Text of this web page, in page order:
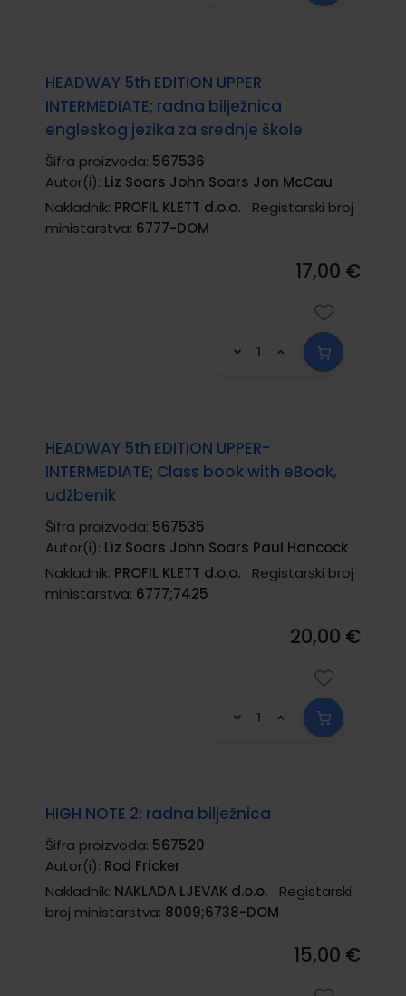
HEADWAY 5th EDITION UPPER
INTERMEDIATE; radna bilježnica
engleskog jezika za srednje škole
Šifra proizvoda: 567536
Autor(i): Liz Soars John Soars Jon McCau
Nakladnik: PROFIL KLETT d.o.o.
Registarski broj
ministarstva: 6777-DOM
17,00 €
HEADWAY 5th EDITION UPPER-
INTERMEDIATE; Class book with eBook,
udžbenik
Šifra proizvoda: 567535
Autor(i): Liz Soars John Soars Paul Hancock
Nakladnik: PROFIL KLETT d.o.o.
Registarski broj
ministarstva: 6777;7425
20,00 €
HIGH NOTE 2; radna bilježnica
Šifra proizvoda: 567520
Autor(i): Rod Fricker
Nakladnik: NAKLADA LJEVAK d.o.o.
Registarski
broj ministarstva: 8009;6738-DOM
15,00 €